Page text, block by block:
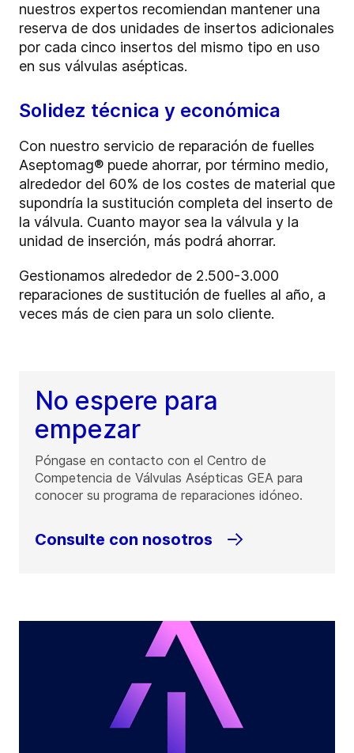
nuestros expertos recomiendan mantener una
reserva de dos unidades de insertos adicionales
por cada cinco insertos del mismo tipo en uso
en sus válvulas asépticas.
Solidez técnica y económica
Con nuestro servicio de reparación de fuelles
Aseptomag® puede ahorrar, por término medio,
alrededor del 60% de los costes de material que
supondría la sustitución completa del inserto de
la válvula. Cuanto mayor sea la válvula y la
unidad de inserción, más podrá ahorrar.
Gestionamos alrededor de 2.500-3.000
reparaciones de sustitución de fuelles al año, a
veces más de cien para un solo cliente.
No espere para
empezar
Póngase en contacto con el Centro de
Competencia de Válvulas Asépticas GEA para
conocer su programa de reparaciones idóneo.
Consulte con nosotros